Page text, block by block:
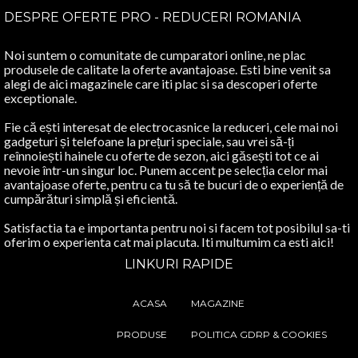
DESPRE OFERTE PRO - REDUCERI ROMANIA
Noi suntem o comunitate de cumparatori online, ne plac
produsele de calitate la oferte avantajoase. Esti bine venit sa
alegi de aici magazinele care iti plac si sa descoperi oferte
exceptionale.
Fie că ești interesat de electrocasnice la reduceri, cele mai noi
gadgeturi și telefoane la prețuri speciale, sau vrei să-ți
reînnoiești hainele cu oferte de sezon, aici găsești tot ce ai
nevoie într-un singur loc. Punem accent pe selecția celor mai
avantajoase oferte, pentru ca tu să te bucuri de o experiență de
cumpărături simplă și eficientă.
Satisfactia ta e importanta pentru noi si facem tot posibilul sa-ti
oferim o experienta cat mai placuta. Iti multumim ca esti aici!
LINKURI RAPIDE
ACASA
PRODUSE
MAGAZINE
POLITICA GDRP & COOKIES